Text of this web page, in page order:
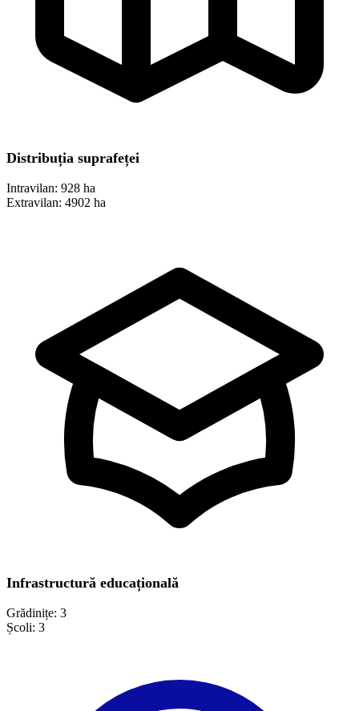
Distribuția suprafeței
Intravilan: 928 ha
Extravilan: 4902 ha
Infrastructură educațională
Grădinițe: 3
Școli: 3